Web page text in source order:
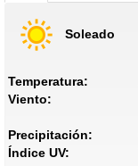
Soleado
Temperatura:
Viento:
Precipitación:
Índice UV: